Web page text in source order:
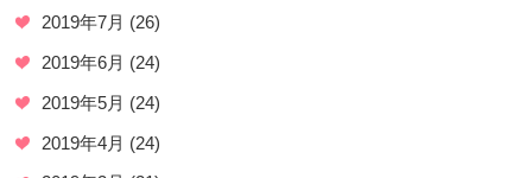
2019年7月 (26)
2019年6月 (24)
2019年5月 (24)
2019年4月 (24)